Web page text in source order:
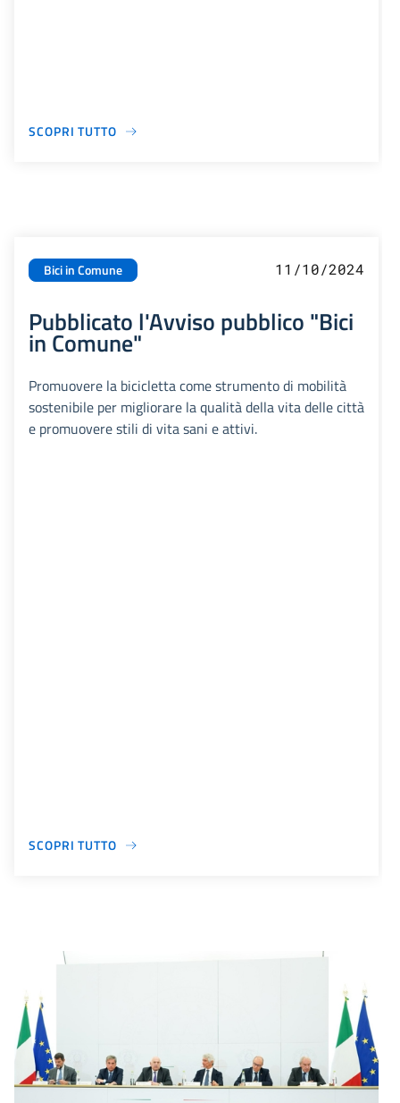
SCOPRI TUTTO
Bici in Comune 11/10/2024
Pubblicato l'Avviso pubblico "Bici
in Comune"
Promuovere la bicicletta come strumento di mobilità
sostenibile per migliorare la qualità della vita delle città
e promuovere stili di vita sani e attivi.
SCOPRI TUTTO